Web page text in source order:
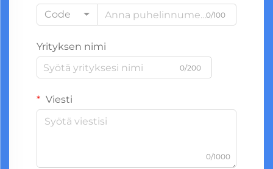
Code
0/100
Yrityksen nimi
0/200
Viesti
0/1000